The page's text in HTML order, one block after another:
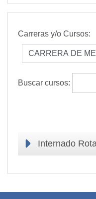
Carreras y/o Cursos:
Buscar cursos:
Internado